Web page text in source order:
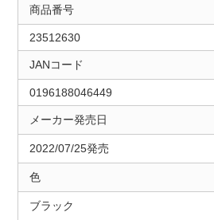
商品番号
23512630
JANコード
0196188046449
メーカー発売日
2022/07/25発売
色
ブラック